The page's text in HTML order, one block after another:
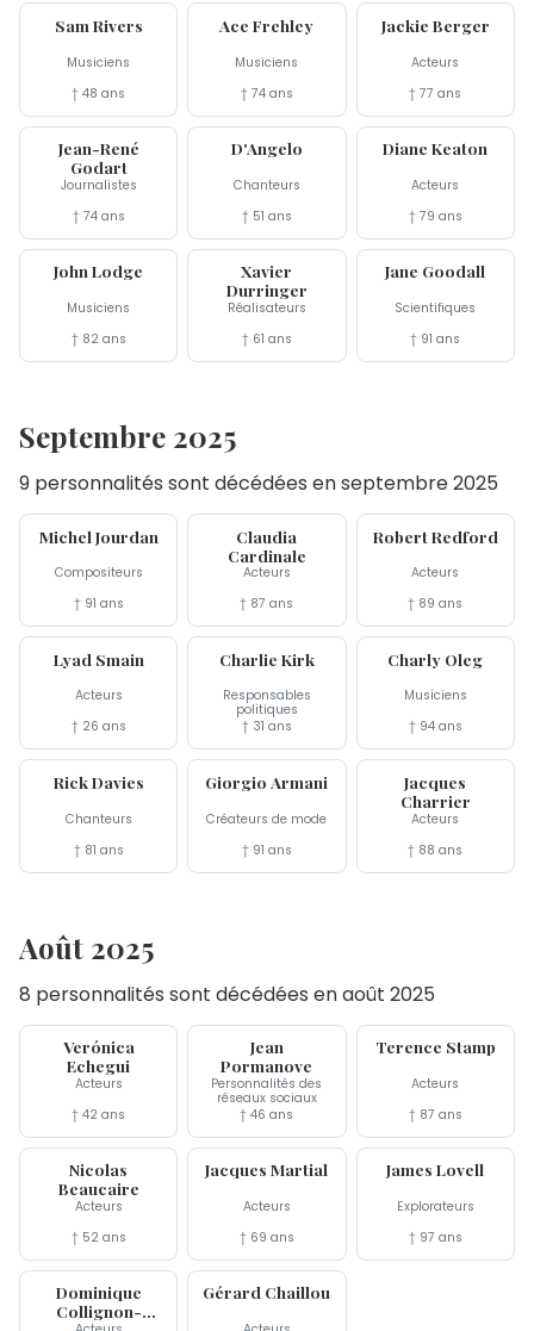
Sam Rivers
Musiciens
† 48 ans
Ace Frehley
Musiciens
† 74 ans
Jackie Berger
Acteurs
† 77 ans
15 oct
Jean-René
Godart
Journalistes
† 74 ans
14 oct
D'Angelo
Chanteurs
† 51 ans
11 oct
Diane Keaton
Acteurs
† 79 ans
10 oct
John Lodge
Musiciens
† 82 ans
4 oct
Xavier
Durringer
Réalisateurs
† 61 ans
1er oct
Jane Goodall
Scientifiques
† 91 ans
Septembre 2025
9 personnalités sont décédées en septembre 2025
29 sep
Michel Jourdan
Compositeurs
† 91 ans
Claudia
Cardinale
Acteurs
† 87 ans
Robert Redford
Acteurs
† 89 ans
12 sep
Lyad Smain
Acteurs
† 26 ans
10 sep
Charlie Kirk
Responsables
politiques
† 31 ans
8 sep
Charly Oleg
Musiciens
† 94 ans
6 sep
Rick Davies
Chanteurs
† 81 ans
4 sep
Giorgio Armani
Créateurs de mode
† 91 ans
3 sep
Jacques
Charrier
Acteurs
† 88 ans
Août 2025
8 personnalités sont décédées en août 2025
24 aoû
Verónica
Echegui
Acteurs
† 42 ans
Jean
Pormanove
Personnalités des
réseaux sociaux
† 46 ans
Terence Stamp
Acteurs
† 87 ans
13 aoû
Nicolas
Beaucaire
Acteurs
† 52 ans
13 aoû
Jacques Martial
Acteurs
† 69 ans
7 aoû
James Lovell
Explorateurs
† 97 ans
4 aoû
Dominique
Collignon-
2 aoû
Gérard Chaillou